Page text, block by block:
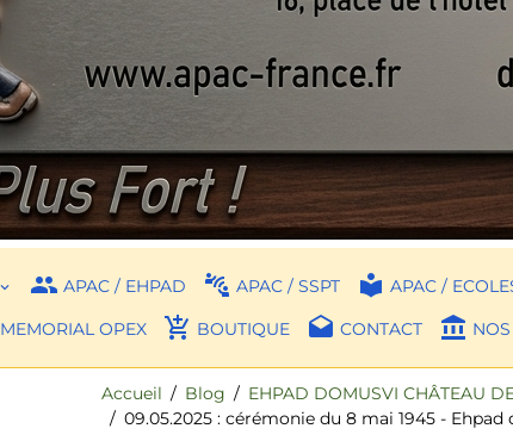
APAC / EHPAD APAC / SSPT APAC /
MEMORIAL OPEX
BOUTIQUE CONTACT
Accueil Blog
EHPAD DOMUSVI CHÂTEAU
09.05.2025 : cérémonie du 8 mai 1945 -